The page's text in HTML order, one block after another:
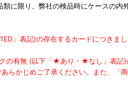
に限り、弊社の検品時にケースの内
」表記)の存在するカードにつきま
の有無 (以下「★あり・★なし」表記
あらかじめご了承ください。また、